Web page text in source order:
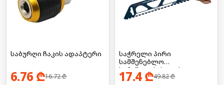
საბურღი ჩაკის ადაპტერი
6.76 ₾16.72₾
საჭრელი პირი
სამშენებლო
სამუშაოებისთვის 2ც
17.4₾49.82₾